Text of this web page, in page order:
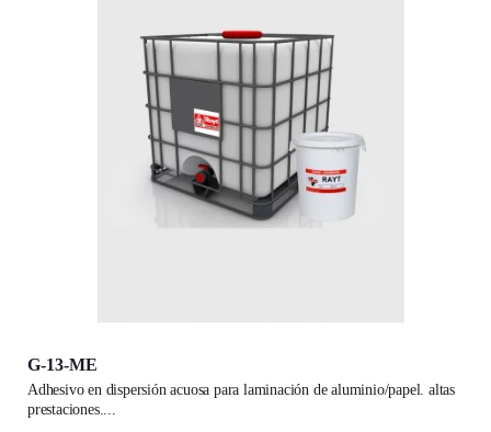
G-13-ME
adhesivo en dispersión acuosa para laminación de aluminio/papel. altas
prestaciones.